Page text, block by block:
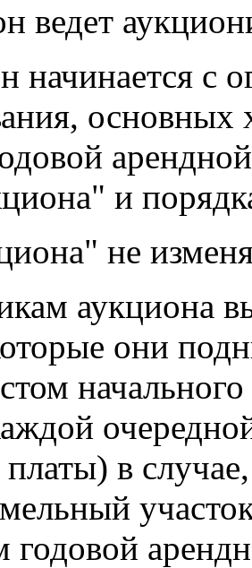
ведет
начинается с
основных
и
не
аукциона
они
в
годовой